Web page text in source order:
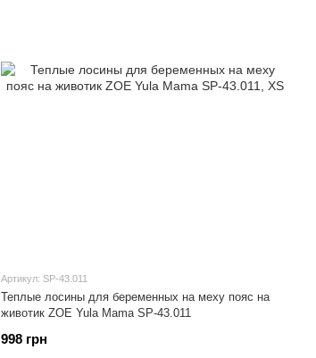
Артикул: SP-43.011
Теплые лосины для беременных на меху пояс на
животик ZOE Yula Mama SP-43.011
998 грн